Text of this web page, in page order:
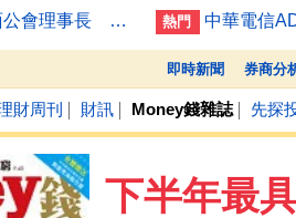
236.50 -26.00
吳昕陽當選無店面公會理事長 聚焦AI永續資安發展 熱門
即時新聞 券商分
財周刊 財訊 Money錢雜誌 先探
下半年最